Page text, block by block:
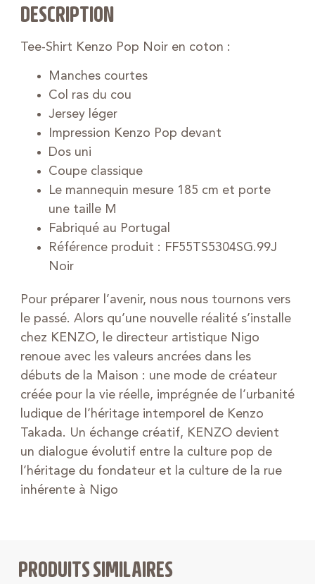
DESCRIPTION
Tee-Shirt Kenzo Pop Noir en coton :
Manches courtes
Col ras du cou
Jersey léger
Impression Kenzo Pop devant
Dos uni
Coupe classique
Le mannequin mesure 185 cm et porte
une taille M
Fabriqué au Portugal
Référence produit : FF55TS5304SG.99J
Noir
Pour préparer l’avenir, nous nous tournons vers
le passé. Alors qu’une nouvelle réalité s’installe
chez KENZO, le directeur artistique Nigo
renoue avec les valeurs ancrées dans les
débuts de la Maison : une mode de créateur
créée pour la vie réelle, imprégnée de l’urbanité
ludique de l’héritage intemporel de Kenzo
Takada. Un échange créatif, KENZO devient
un dialogue évolutif entre la culture pop de
l’héritage du fondateur et la culture de la rue
inhérente à Nigo
PRODUITS SIMILAIRES